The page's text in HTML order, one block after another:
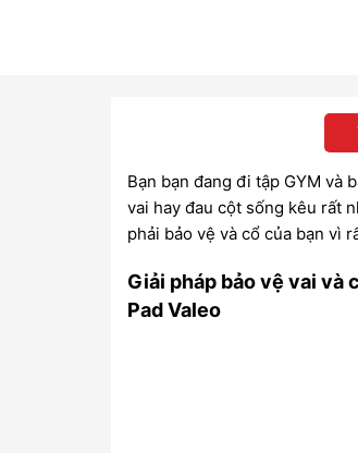
Bạn bạn đang đi tập GYM và
vai hay đau cột sống kêu rất
phải bảo vệ và cổ của bạn vì
Giải pháp bảo vệ vai và
Pad Valeo